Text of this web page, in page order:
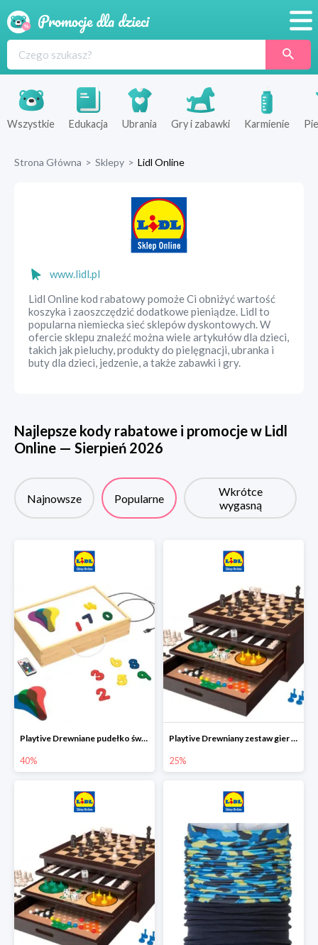
Produkty
Sklepy
Wszystkie Edukacja Ubrania Gry i zabawki Karmienie
Strona Główna > Sklepy > Lidl Online
www.lidl.pl
Lidl Online kod rabatowy pomoże Ci obniżyć wartość
koszyka i zaoszczędzić dodatkowe pieniądze. Lidl to
popularna niemiecka sieć sklepów dyskontowych. W
ofercie sklepu znaleźć można wiele artykułów dla dzieci,
takich jak pieluchy, produkty do pielęgnacji, ubranka i
buty dla dzieci, jedzenie, a także zabawki i gry.
Najlepsze kody rabatowe i promocje w Lidl
Online — Sierpień 2026
Najnowsze Popularne
Wkrótce
wygasną
Playtive Drewniane pudełko świetlne MONTESSORI
40%
Playtive Drewniany zestaw gier 10 w 1
25%